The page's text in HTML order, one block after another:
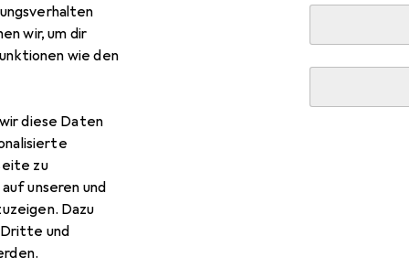
wir, um dir
wie den
diese Daten
zu
unseren und
Dazu
und